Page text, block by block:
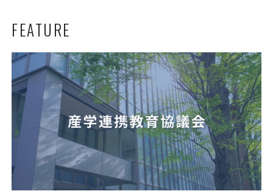
FEATURE